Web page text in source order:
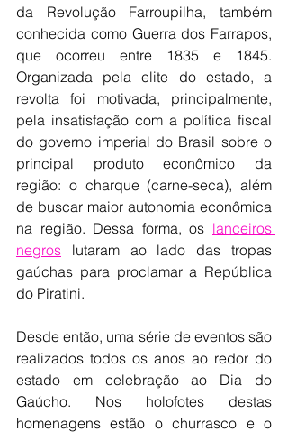
da Revolução Farroupilha, também
conhecida como Guerra dos Farrapos,
que ocorreu entre 1835 e 1845.
Organizada pela elite do estado, a
revolta foi motivada, principalmente,
pela insatisfação com a política fiscal
do governo imperial do Brasil sobre o
principal produto econômico da
região: o charque (carne-seca), além
de buscar maior autonomia econômica
na região. Dessa forma, os lanceiros
negros lutaram ao lado das tropas
gaúchas para proclamar a República
do Piratini.
Desde então, uma série de eventos são
realizados todos os anos ao redor do
estado em celebração ao Dia do
Gaúcho. Nos holofotes destas
homenagens estão o churrasco e o